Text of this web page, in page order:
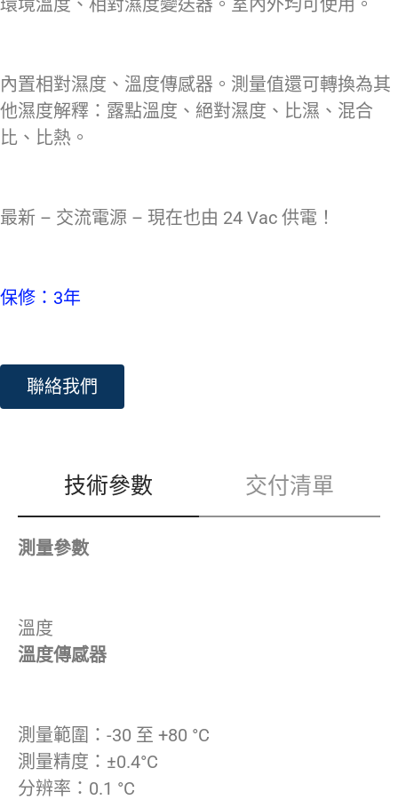
環境溫度、相對濕度變送器。室內外均可使用。
內置相對濕度、溫度傳感器。測量值還可轉換為其
他濕度解釋：露點溫度、絕對濕度、比濕、混合
比、比熱。
最新 – 交流電源 – 現在也由 24 Vac 供電！
保修：3年
聯絡我們
技術參數 交付清單
測量參數
溫度
溫度傳感器
測量範圍：-30 至 +80 °C
測量精度：±0.4°C
分辨率：0.1 °C